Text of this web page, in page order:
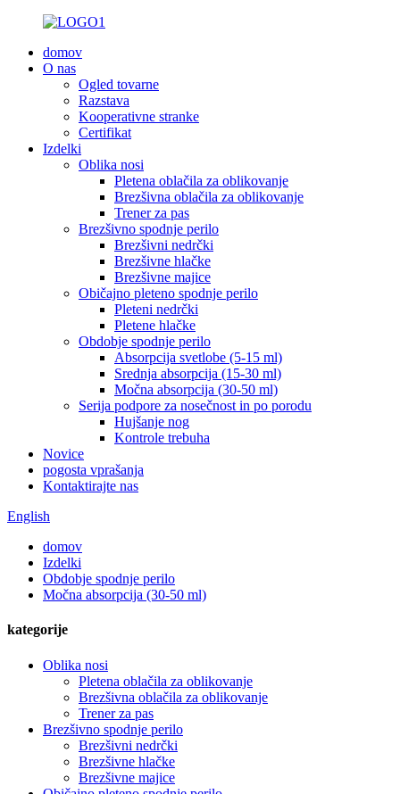
domov
O nas
Ogled tovarne
Razstava
Kooperativne stranke
Certifikat
Izdelki
Oblika nosi
Pletena oblačila za oblikovanje
Brezšivna oblačila za oblikovanje
Trener za pas
Brezšivno spodnje perilo
Brezšivni nedrčki
Brezšivne hlačke
Brezšivne majice
Običajno pleteno spodnje perilo
Pleteni nedrčki
Pletene hlačke
Obdobje spodnje perilo
Absorpcija svetlobe (5-15 ml)
Srednja absorpcija (15-30 ml)
Močna absorpcija (30-50 ml)
Serija podpore za nosečnost in po porodu
Hujšanje nog
Kontrole trebuha
Novice
pogosta vprašanja
Kontaktirajte nas
English
domov
Izdelki
Obdobje spodnje perilo
Močna absorpcija (30-50 ml)
kategorije
Oblika nosi
Pletena oblačila za oblikovanje
Brezšivna oblačila za oblikovanje
Trener za pas
Brezšivno spodnje perilo
Brezšivni nedrčki
Brezšivne hlačke
Brezšivne majice